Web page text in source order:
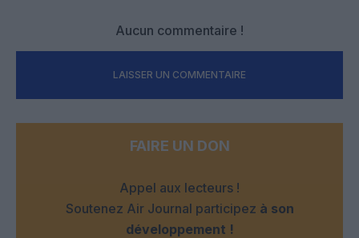
Aucun commentaire !
LAISSER UN COMMENTAIRE
FAIRE UN DON
Appel aux lecteurs !
Soutenez Air Journal participez à son
développement !